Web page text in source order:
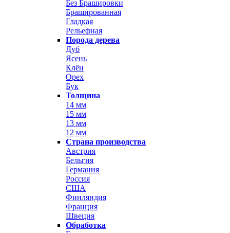
Без Брашировки
Брашированная
Гладкая
Рельефная
Порода дерева
Дуб
Ясень
Клён
Орех
Бук
Толщина
14 мм
15 мм
13 мм
12 мм
Страна производства
Австрия
Бельгия
Германия
Россия
США
Финляндия
Франция
Швеция
Обработка